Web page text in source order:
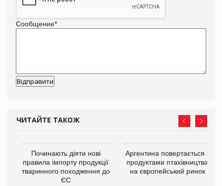
Сообщение*
ЧИТАЙТЕ ТАКОЖ
Починають діяти нові
правила імпорту продукції
тваринного походження до
ЄС
Аргентина повертається з
продуктами птахівництва
на європейський ринок